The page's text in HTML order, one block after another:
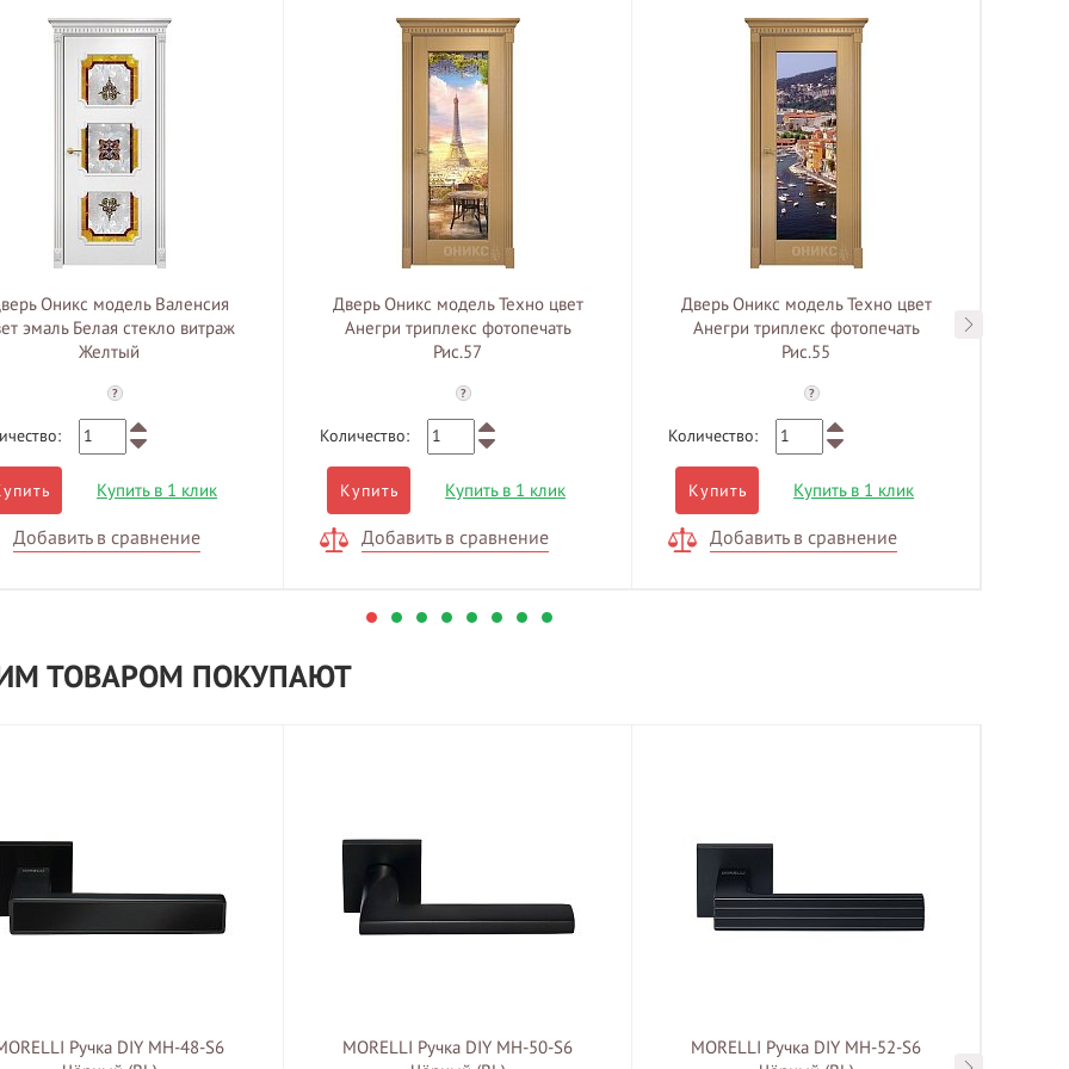
Оникс модель Валенсия
эмаль Белая стекло витраж
Желтый
?
Купить в 1 клик
Добавить в сравнение
Дверь Оникс модель Техно цвет
Анегри триплекс фотопечать
Рис.57
?
Количество:
Купить Купить в 1 клик
Добавить в сравнение
Дверь Оникс модель Техно цвет
Анегри триплекс фотопечать
Рис.55
?
Количество:
Купить Купить в 1 клик
Добавить в сравнение
ТОВАРОМ ПОКУПАЮТ
Ручка DIY MH-48-S6
MORELLI Ручка DIY MH-50-S6
MORELLI Ручка DIY MH-52-S6